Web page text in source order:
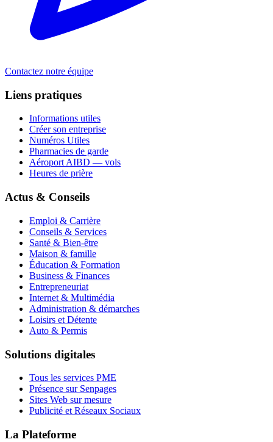
Contactez notre équipe
Liens pratiques
Informations utiles
Créer son entreprise
Numéros Utiles
Pharmacies de garde
Aéroport AIBD — vols
Heures de prière
Actus & Conseils
Emploi & Carrière
Conseils & Services
Santé & Bien-être
Maison & famille
Éducation & Formation
Business & Finances
Entrepreneuriat
Internet & Multimédia
Administration & démarches
Loisirs et Détente
Auto & Permis
Solutions digitales
Tous les services PME
Présence sur Senpages
Sites Web sur mesure
Publicité et Réseaux Sociaux
La Plateforme